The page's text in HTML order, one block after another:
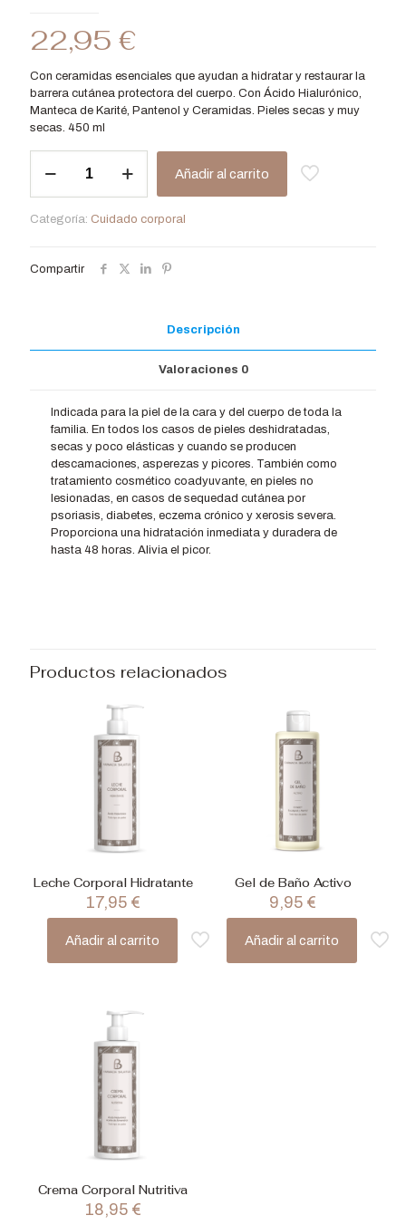
22,95 €
Con ceramidas esenciales que ayudan a hidratar y restaurar la
barrera cutánea protectora del cuerpo. Con Ácido Hialurónico,
Manteca de Karité, Pantenol y Ceramidas. Pieles secas y muy
secas. 450 ml
Corporal
cantidad
Añadir al carrito
Categoría: Cuidado corporal
Compartir
Descripción
Valoraciones 0
Indicada para la piel de la cara y del cuerpo de toda la
familia. En todos los casos de pieles deshidratadas,
secas y poco elásticas y cuando se producen
descamaciones, asperezas y picores. También como
tratamiento cosmético coadyuvante, en pieles no
lesionadas, en casos de sequedad cutánea por
psoriasis, diabetes, eczema crónico y xerosis severa.
Proporciona una hidratación inmediata y duradera de
hasta 48 horas. Alivia el picor.
Productos relacionados
Leche Corporal Hidratante
17,95 €
Añadir al carrito
Gel de Baño Activo
9,95 €
Añadir al carrito
Crema Corporal Nutritiva
18,95 €